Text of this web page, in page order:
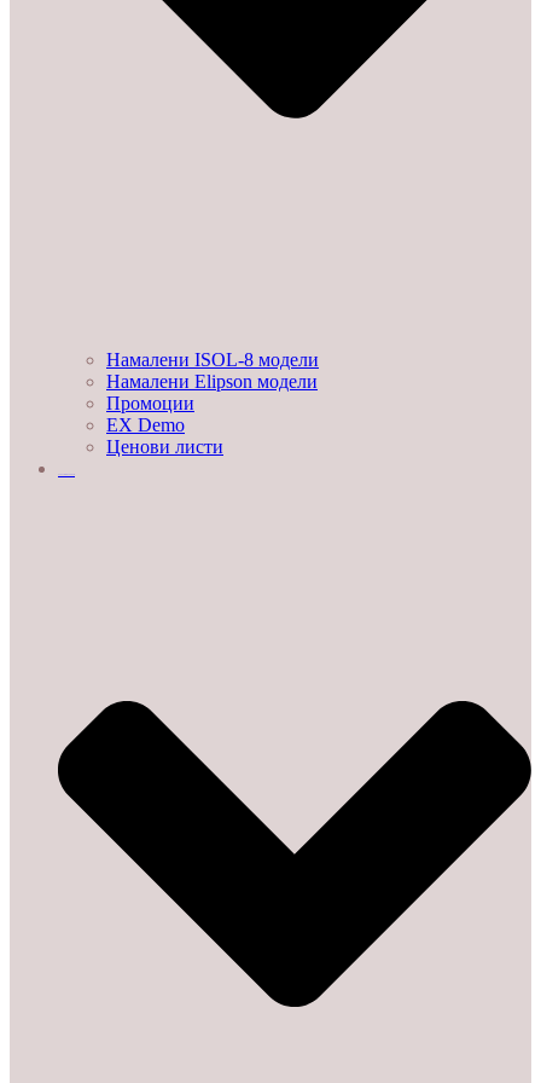
Намалени ISOL-8 модели
Намалени Elipson модели
Промоции
EX Demo
Ценови листи